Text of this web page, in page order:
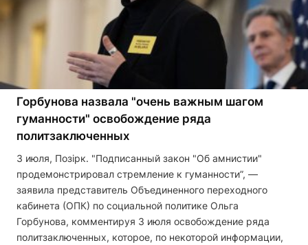
Горбунова назвала "очень важным шагом
гуманности" освобождение ряда
политзаключенных
3 июля, Позірк. "Подписанный закон "Об амнистии"
продемонстрировал стремление к гуманности”, —
заявила представитель Объединенного переходного
кабинета (ОПК) по социальной политике Ольга
Горбунова, комментируя 3 июля освобождение ряда
политзаключенных, которое, по некоторой информации,